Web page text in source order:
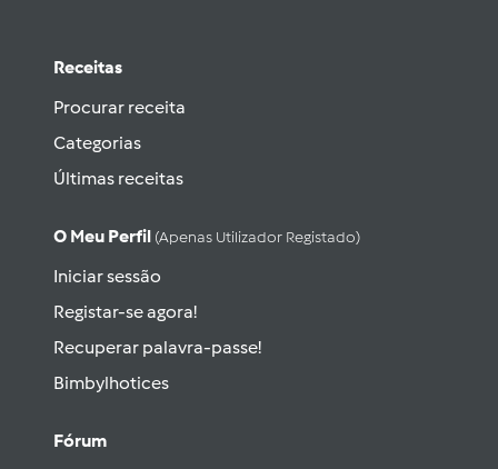
Receitas
Procurar receita
Categorias
Últimas receitas
O Meu Perfil (apenas Utilizador Registado)
Iniciar sessão
Registar-se agora!
Recuperar palavra-passe!
Bimbylhotices
Fórum